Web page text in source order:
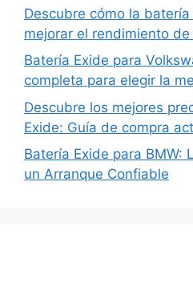
Descubre cómo la
mejorar el rendimiento
Batería Exide para
completa para elegir la
Descubre los mejores
Exide: Guía de compra
Batería Exide para BMW:
un Arranque Confiable